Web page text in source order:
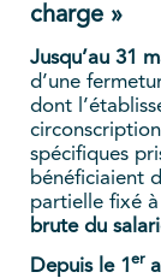
charge »
Jusqu’au 31
d’une
dont
spécifiques
bénéficiaient
partielle fixé à
brute du
Depuis le 1 er